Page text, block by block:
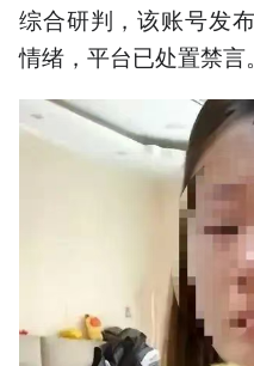
综合研判，该账号发
情绪，平台已处置禁言。